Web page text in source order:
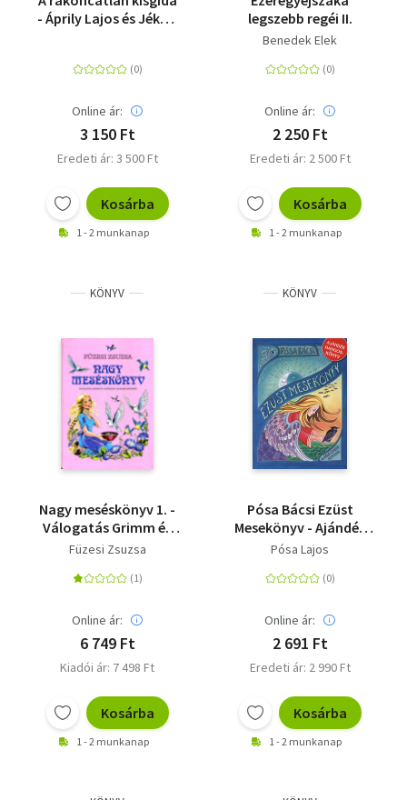
- Áprily Lajos és Jékely
Online ár:
3 150 Ft
Eredeti ár: 3 500 Ft
Kosárba
1 - 2 munkanap
legszebb regéi II.
Benedek Elek
Online ár:
2 250 Ft
Eredeti ár: 2 500 Ft
Kosárba
1 - 2 munkanap
KÖNYV
Nagy meséskönyv 1. -
Válogatás Grimm és
Andersen legszebb
Füzesi Zsuzsa
Online ár:
6 749 Ft
Kiadói ár: 7 498 Ft
Kosárba
1 - 2 munkanap
KÖNYV
Pósa Bácsi Ezüst
Mesekönyv - Ajándék
hangoskönyvvel
Pósa Lajos
Online ár:
2 691 Ft
Eredeti ár: 2 990 Ft
Kosárba
1 - 2 munkanap